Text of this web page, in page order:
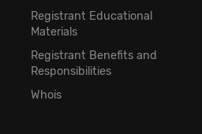
Registrant Educational
Materials
Registrant Benefits and
Responsibilities
Whois